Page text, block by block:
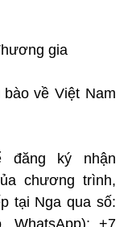
gia
về Việt Nam
đăng ký nhận
chương trình,
tại Nga qua số: